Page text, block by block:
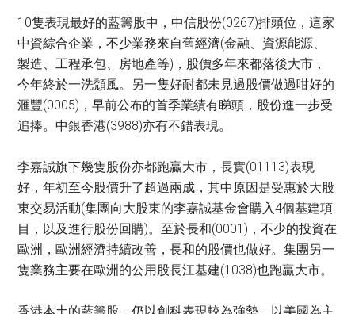
10隻表現最好的藍籌股中，中信股份(0267)排頭位，這家
中資綜合企業，不少業務來自舊經濟(金融、資源能源、
製造、工程承包、房地產等)，股價多年來都落後大市，
今年終於一洗頹風。另一隻好耐都未見過股價做過咁好的
滙豐(0005)，早前公布的首季業績有睇頭，股份進一步受
追捧。中銀香港(3988)亦有不錯表現。
李嘉誠旗下幾隻股份亦都跑贏大市，長實(01113)表現
好，年初至今股價升了超過兩成，其中原因是受惠於大股
東交易活動(集團向大股東的李嘉誠基金會購入4個基建項
目，以及進行股份回購)。至於長和(0001)，不少的投資在
歐洲，歐洲經濟持續改善，長和的股價也做好。集團另一
隻業務主要在歐洲的公用股長江基建(1038)也跑贏大市。